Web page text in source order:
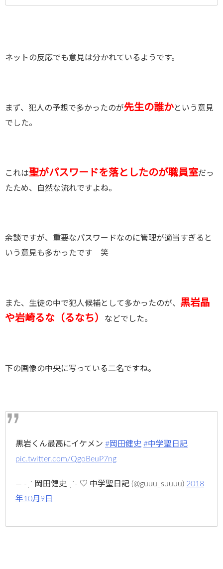
ネットの反応でも意見は分かれているようです。
まず、犯人の予想で多かったのが先生の誰かという意見
でした。
これは聖がパスワードを落としたのが職員室だっ
たため、自然な流れですよね。
余談ですが、重要なパスワードなのに管理が適当すぎると
いう意見も多かったです 笑
また、生徒の中で犯人候補として多かったのが、 黒岩晶
や岩崎るな（るなち）
などでした。
下の画像の中央に写っている二名ですね。
黒岩くん最高にイケメン #岡田健史 #中学聖日記
pic.twitter.com/QgoBeuP7ng
— ˗ˏˋ 岡田健史 ˎˊ˗ ♡ 中学聖日記 (@guuu_suuuu) 2018
年10月9日